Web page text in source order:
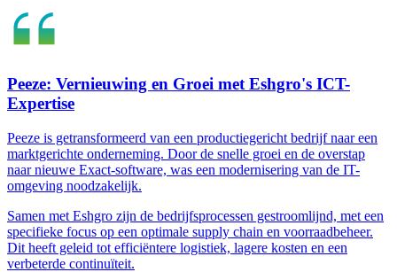
Peeze: Vernieuwing en Groei met Eshgro's ICT-
Expertise
Peeze is getransformeerd van een productiegericht bedrijf naar een
marktgerichte onderneming. Door de snelle groei en de overstap
naar nieuwe Exact-software, was een modernisering van de IT-
omgeving noodzakelijk.
Samen met Eshgro zijn de bedrijfsprocessen gestroomlijnd, met een
specifieke focus op een optimale supply chain en voorraadbeheer.
Dit heeft geleid tot efficiëntere logistiek, lagere kosten en een
verbeterde continuïteit.